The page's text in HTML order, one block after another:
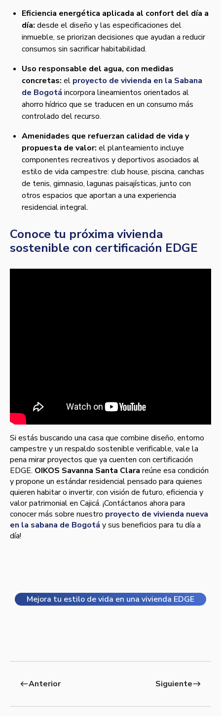
Eficiencia energética aplicada al confort del día a
día: desde el diseño y las especificaciones del
inmueble, se priorizan decisiones que ayudan a reducir
consumos sin sacrificar habitabilidad.
Uso responsable del agua, con medidas
concretas: el proyecto de vivienda en la Sabana
de Bogotá incorpora lineamientos orientados al
ahorro hídrico que se traducen en un consumo más
controlado del recurso.
Amenidades que refuerzan calidad de vida y
propuesta de valor: el planteamiento incluye
componentes recreativos y deportivos asociados al
estilo de vida campestre: club house, piscina, canchas
de tenis, gimnasio, lagunas paisajísticas, junto con
otros espacios que aportan a una experiencia
residencial integral.
Conoce tu próxima vivienda
sostenible con certificación EDGE
Si estás buscando una casa que combine diseño, entorno
campestre y un respaldo sostenible verificable, vale la
pena mirar proyectos que ya cuenten con certificación
EDGE. OIKOS Savanna Santa Clara reúne esa condición
y propone un estándar residencial pensado para quienes
quieren habitar o invertir, con visión de futuro, eficiencia y
valor patrimonial en Cajicá. ¡Contáctanos ahora para
conocer más sobre nuestro proyecto de vivienda nueva
en la sabana de Bogotá y sus beneficios para tu día a
día!
Mejora tu estilo de vida en una vivienda EDGE
westAnterior Siguienteeast